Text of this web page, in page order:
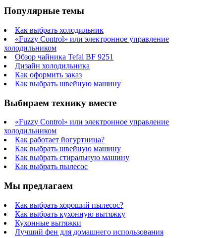
Популярные темы
Как выбрать холодильник
«Fuzzy Control» или электронное управление
холодильником
Обзор чайника Tefal BF 9251
Дизайн холодильника
Как оформить заказ
Как выбрать швейную машину
Выбираем технику вместе
«Fuzzy Control» или электронное управление
холодильником
Как работает йогуртница?
Как выбрать швейную машину
Как выбрать стиральную машину
Как выбрать пылесос
Мы предлагаем
Как выбрать хороший пылесос?
Как выбрать кухонную вытяжку
Кухонные вытяжки
Лучший фен для домашнего использования